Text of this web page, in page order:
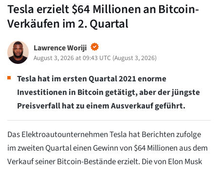
Tesla erzielt $64 Millionen an Bitcoin-
Verkäufen im 2. Quartal
Lawrence Woriji
August 3, 2026 at 09:43 UTC (August 3, 2026)
Tesla hat im ersten Quartal 2021 enorme
Investitionen in Bitcoin getätigt, aber der jüngste
Preisverfall hat zu einem Ausverkauf geführt.
Das Elektroautounternehmen Tesla hat Berichten zufolge
im zweiten Quartal einen Gewinn von $64 Millionen aus dem
Verkauf seiner Bitcoin-Bestände erzielt. Die von Elon Musk